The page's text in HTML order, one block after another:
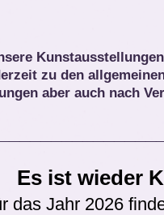
zu den
aber auch nach
Es ist wieder
das Jahr 2026